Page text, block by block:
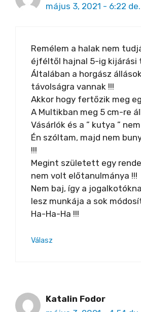
május 3, 2021 - 6:22 de.
Remélem a halak nem
éjféltől hajnal 5-ig kijárási
Általában a horgász
távolságra vannak !!!
Akkor hogy fertőzik meg
A Multikban meg 5 cm-re
Vásárlók és a ” kutya ”
Én szóltam, majd nem
!!!
Megint született egy
nem volt előtanulmánya !!!
Nem baj, így a
lesz munkája a sok
Ha-Ha-Ha !!!
Válasz
Katalin Fodor